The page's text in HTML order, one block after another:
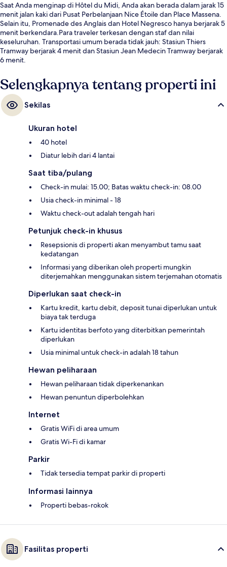
Saat Anda menginap di Hôtel du Midi, Anda akan berada dalam jarak 15
menit jalan kaki dari Pusat Perbelanjaan Nice Étoile dan Place Massena.
Selain itu, Promenade des Anglais dan Hotel Negresco hanya berjarak 5
menit berkendara.Para traveler terkesan dengan staf dan nilai
keseluruhan. Transportasi umum berada tidak jauh: Stasiun Thiers
Tramway berjarak 4 menit dan Stasiun Jean Medecin Tramway berjarak
6 menit.
Selengkapnya tentang properti ini
Sekilas
Ukuran hotel
40 hotel
Diatur lebih dari 4 lantai
Saat tiba/pulang
Check-in mulai: 15.00; Batas waktu check-in: 08.00
Usia check-in minimal - 18
Waktu check-out adalah tengah hari
Petunjuk check-in khusus
Resepsionis di properti akan menyambut tamu saat
kedatangan
Informasi yang diberikan oleh properti mungkin
diterjemahkan menggunakan sistem terjemahan otomatis
Diperlukan saat check-in
Kartu kredit, kartu debit, deposit tunai diperlukan untuk
biaya tak terduga
Kartu identitas berfoto yang diterbitkan pemerintah
diperlukan
Usia minimal untuk check-in adalah 18 tahun
Hewan peliharaan
Hewan peliharaan tidak diperkenankan
Hewan penuntun diperbolehkan
Internet
Gratis WiFi di area umum
Gratis Wi-Fi di kamar
Parkir
Tidak tersedia tempat parkir di properti
Informasi lainnya
Properti bebas-rokok
Fasilitas properti